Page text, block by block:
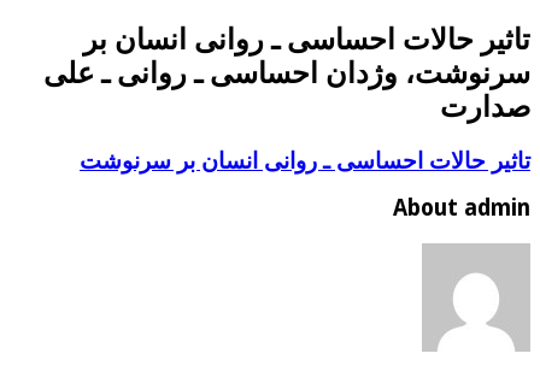
تاثیر حالات احساسی ـ روانی انسان بر
سرنوشت، وژدان احساسی ـ روانی ـ علی
صدارت
تاثیر حالات احساسی ـ روانی انسان بر سرنوشت
About admin